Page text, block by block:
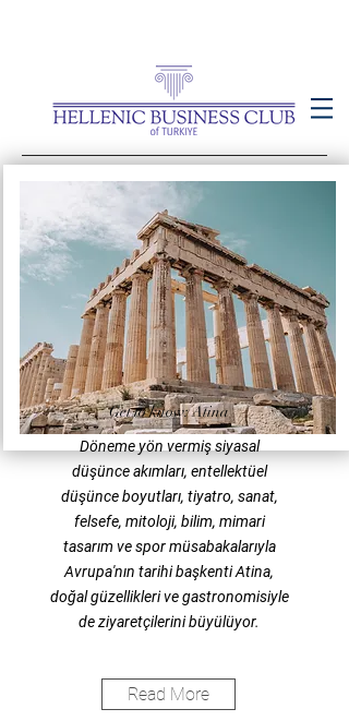
Get to know: Atina
Döneme yön vermiş siyasal
düşünce akımları, entellektüel
düşünce boyutları, tiyatro, sanat,
felsefe, mitoloji, bilim, mimari
tasarım ve spor müsabakalarıyla
Avrupa'nın tarihi başkenti Atina,
doğal güzellikleri ve gastronomisiyle
de ziyaretçilerini büyülüyor.
Read More